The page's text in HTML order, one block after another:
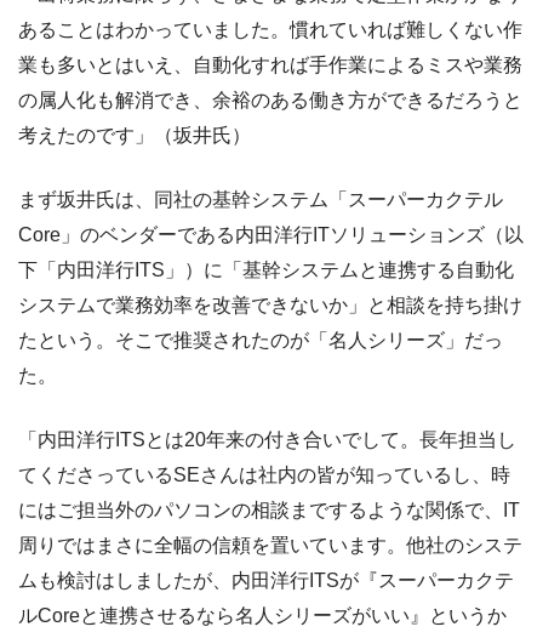
あることはわかっていました。慣れていれば難しくない作
業も多いとはいえ、自動化すれば手作業によるミスや業務
の属人化も解消でき、余裕のある働き方ができるだろうと
考えたのです」（坂井氏）
まず坂井氏は、同社の基幹システム「スーパーカクテル
Core」のベンダーである内田洋行ITソリューションズ（以
下「内田洋行ITS」）に「基幹システムと連携する自動化
システムで業務効率を改善できないか」と相談を持ち掛け
たという。そこで推奨されたのが「名人シリーズ」だっ
た。
「内田洋行ITSとは20年来の付き合いでして。長年担当し
てくださっているSEさんは社内の皆が知っているし、時
にはご担当外のパソコンの相談までするような関係で、IT
周りではまさに全幅の信頼を置いています。他社のシステ
ムも検討はしましたが、内田洋行ITSが『スーパーカクテ
ルCoreと連携させるなら名人シリーズがいい』というか